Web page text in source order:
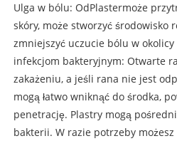
Ulga w bólu: OdPlastermoże
skóry, może stworzyć środowisko
zmniejszyć uczucie bólu w okolicy
infekcjom bakteryjnym: Otwarte
zakażeniu, a jeśli rana nie jest
mogą łatwo wniknąć do środka,
penetrację. Plastry mogą
bakterii. W razie potrzeby możesz